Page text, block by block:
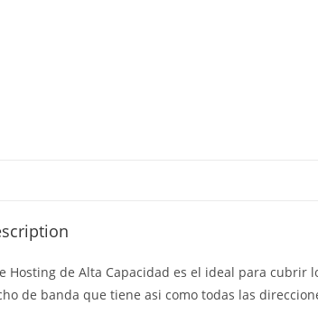
Hosting de Alta Capacidad es el ideal para
de banda que tiene asi como todas las